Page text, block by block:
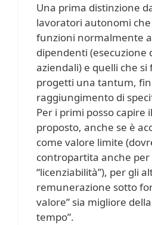
Una prima distinzione
lavoratori autonomi
funzioni normalmente
dipendenti (esecuzione
aziendali) e quelli che si
progetti una tantum,
raggiungimento di
Per i primi posso capire
proposto, anche se è
come valore limite
contropartita anche per
“licenziabilità”), per gli
remunerazione sotto
valore” sia migliore
tempo”.